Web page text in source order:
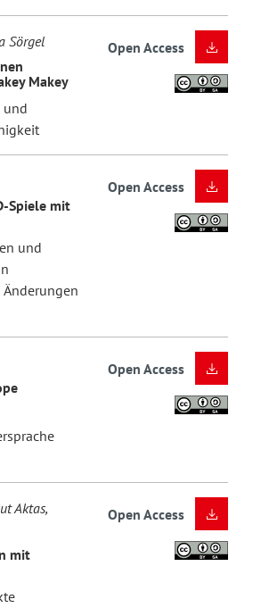
Sörgel
Makey
und
Open Access
Spiele mit
und
Open Access
Open Access
Aktas,
mit
Open Access